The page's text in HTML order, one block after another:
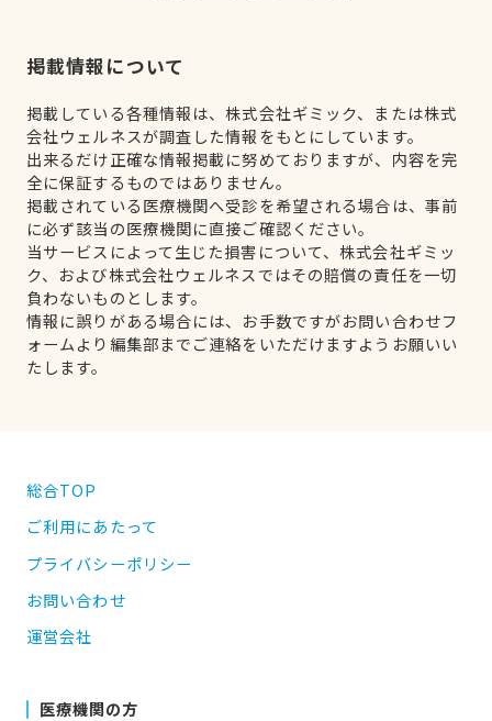
掲載情報について
掲載している各種情報は、株式会社ギミック、または株式
会社ウェルネスが調査した情報をもとにしています。
出来るだけ正確な情報掲載に努めておりますが、内容を完
全に保証するものではありません。
掲載されている医療機関へ受診を希望される場合は、事前
に必ず該当の医療機関に直接ご確認ください。
当サービスによって生じた損害について、株式会社ギミッ
ク、および株式会社ウェルネスではその賠償の責任を一切
負わないものとします。
情報に誤りがある場合には、お手数ですがお問い合わせフ
ォームより編集部までご連絡をいただけますようお願いい
たします。
総合TOP
ご利用にあたって
プライバシーポリシー
お問い合わせ
運営会社
医療機関の方